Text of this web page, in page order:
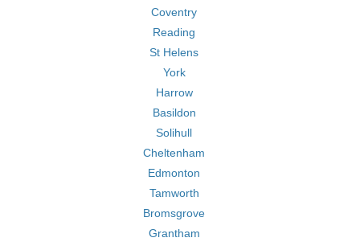
Coventry
Reading
St Helens
York
Harrow
Basildon
Solihull
Cheltenham
Edmonton
Tamworth
Bromsgrove
Grantham